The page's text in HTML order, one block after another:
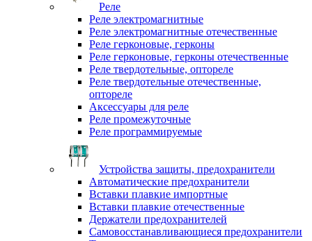
Реле
Реле электромагнитные
Реле электромагнитные отечественные
Реле герконовые, герконы
Реле герконовые, герконы отечественные
Реле твердотельные, оптореле
Реле твердотельные отечественные,
оптореле
Аксессуары для реле
Реле промежуточные
Реле программируемые
Устройства защиты, предохранители
Автоматические предохранители
Вставки плавкие импортные
Вставки плавкие отечественные
Держатели предохранителей
Самовосстанавливающиеся предохранители